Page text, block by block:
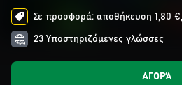
Σε προσφορά: αποθήκευση 1,80 €,
23 Υποστηριζόμενες γλώσσες
ΑΓΟΡΆ